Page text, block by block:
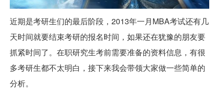
近期是考研生们的最后阶段，2013年一月MBA考试还有几
天时间就要结束考研的报名时间，如果还在犹豫的朋友要
抓紧时间了。在职研究生考前需要准备的资料信息，有很
多考研生都不太明白，接下来我会带领大家做一些简单的
分析。